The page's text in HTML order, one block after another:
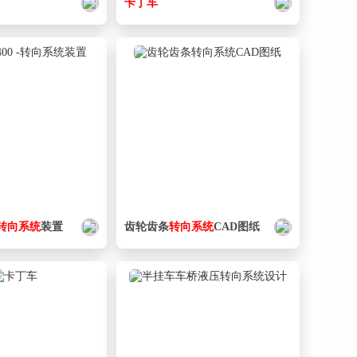
卡丁车
向系统装置 齿轮齿条转向系统CAD图纸